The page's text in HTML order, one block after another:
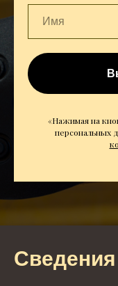
«Нажимая на
персональных